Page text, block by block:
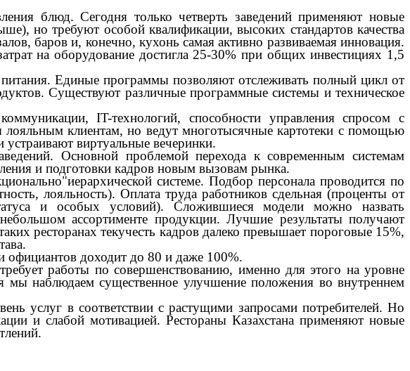
блюд. Сегодня только четверть заведений применяют новые
но требуют особой квалификации, высоких стандартов качества
баров и, конечно, кухонь самая активно развиваемая инновация.
на оборудование достигла 25-30% при общих инвестициях 1,5
Единые программы позволяют отслеживать полный цикл от
Существуют различные программные системы и техническое
IT-технологий, способности управления спросом с
лояльным клиентам, но ведут многотысячные картотеки с помощью
виртуальные вечеринки.
Основной проблемой перехода к современным системам
и подготовки кадров новым вызовам рынка.
системе. Подбор персонала проводится по
лояльность). Оплата труда работников сдельная (проценты от
и особых условий). Сложившиеся модели можно назвать
ассортименте продукции. Лучшие результаты получают
ресторанах текучесть кадров далеко превышает пороговые 15%,
официантов доходит до 80 и даже 100%.
работы по совершенствованию, именно для этого на уровне
мы наблюдаем существенное улучшение положения во внутреннем
услуг в соответствии с растущими запросами потребителей. Но
и слабой мотивацией. Рестораны Казахстана применяют новые